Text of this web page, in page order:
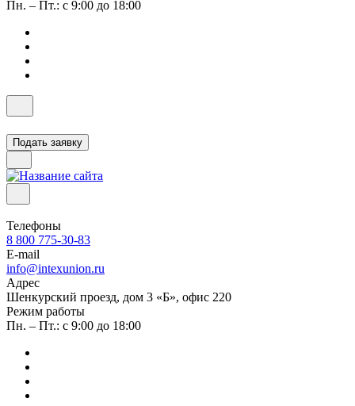
Пн. – Пт.: с 9:00 до 18:00
Подать заявку
Телефоны
8 800 775-30-83
E-mail
info@intexunion.ru
Адрес
Шенкурский проезд, дом 3 «Б», офис 220
Режим работы
Пн. – Пт.: с 9:00 до 18:00